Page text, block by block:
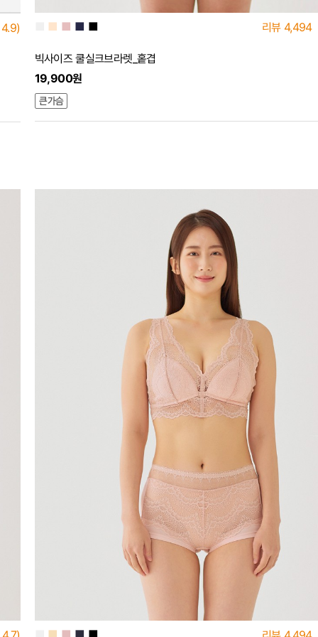
4.9) ■ ■ ■ ■ 리뷰 4,494
빅사이즈 쿨실크브라렛_홑겹
19,900원